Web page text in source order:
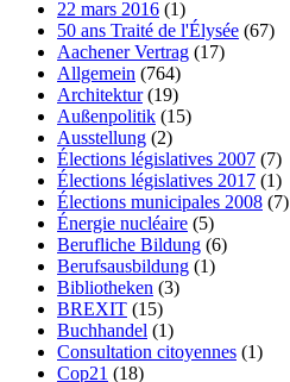
22 mars 2016 (1)
50 ans Traité de l'Élysée (67)
Aachener Vertrag (17)
Allgemein (764)
Architektur(19)
Außenpolitik (15)
Ausstellung (2)
Élections législatives 2007 (7)
Élections législatives 2017 (1)
Élections municipales 2008 (7)
Énergie nucléaire (5)
Berufliche Bildung (6)
Berufsausbildung (1)
Bibliotheken (3)
BREXIT (15)
Buchhandel (1)
Consultation citoyennes (1)
Cop21 (18)